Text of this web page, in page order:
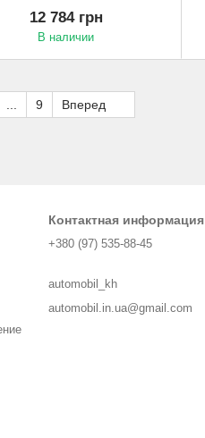
12 784 грн
В наличии
... 9 Вперед
Контактная информация
+380 (97) 535-88-45
automobil_kh
automobil.in.ua@gmail.com